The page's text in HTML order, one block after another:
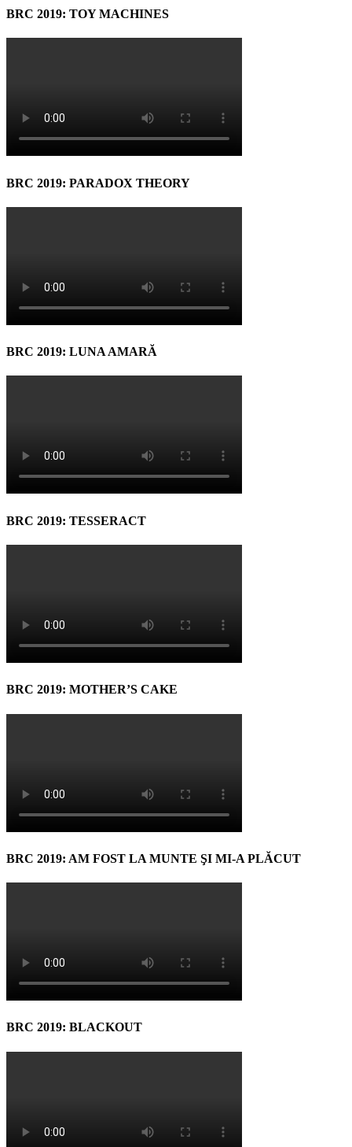
BRC 2019: TOY MACHINES
BRC 2019: PARADOX THEORY
BRC 2019: LUNA AMARĂ
BRC 2019: TESSERACT
BRC 2019: MOTHER’S CAKE
BRC 2019: AM FOST LA MUNTE ŞI MI-A PLĂCUT
BRC 2019: BLACKOUT